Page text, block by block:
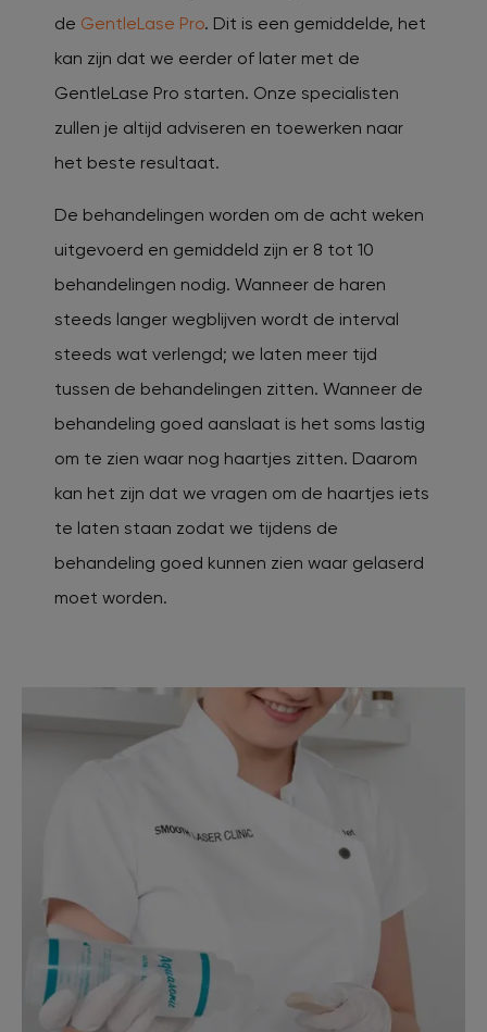
de GentleLase Pro. Dit is een gemiddelde, het
kan zijn dat we eerder of later met de
GentleLase Pro starten. Onze specialisten
zullen je altijd adviseren en toewerken naar
het beste resultaat.
De behandelingen worden om de acht weken
uitgevoerd en gemiddeld zijn er 8 tot 10
behandelingen nodig. Wanneer de haren
steeds langer wegblijven wordt de interval
steeds wat verlengd; we laten meer tijd
tussen de behandelingen zitten. Wanneer de
behandeling goed aanslaat is het soms lastig
om te zien waar nog haartjes zitten. Daarom
kan het zijn dat we vragen om de haartjes iets
te laten staan zodat we tijdens de
behandeling goed kunnen zien waar gelaserd
moet worden.